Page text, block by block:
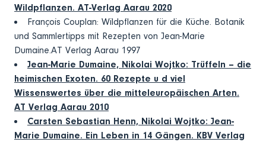
Wildpflanzen. AT-Verlag Aarau 2020
François Couplan: Wildpflanzen für die Küche. Botanik
und Sammlertipps mit Rezepten von Jean-Marie
Dumaine.AT Verlag Aarau 1997
Jean-Marie Dumaine, Nikolai Wojtko: Trüffeln – die
heimischen Exoten. 60 Rezepte u d viel
Wissenswertes über die mitteleuropäischen Arten.
AT Verlag Aarau 2010
Carsten Sebastian Henn, Nikolai Wojtko: Jean-
Marie Dumaine. Ein Leben in 14 Gängen. KBV Verlag